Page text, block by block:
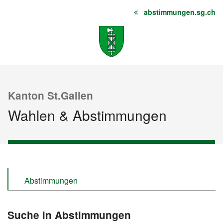
Startseite
Sitemap abstimmungen.sg.ch
Kanton St.Gallen
Wahlen & Abstimmungen
Abstimmungen
Suche in Abstimmungen